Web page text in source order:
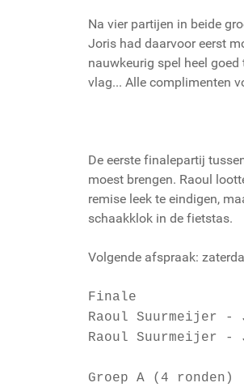
Na vier partijen in beide
Joris had daarvoor eerst
nauwkeurig spel heel
vlag... Alle complimenten
De eerste finalepartij
moest brengen. Raoul
remise leek te eindigen,
schaakklok in de fietstas.
Volgende afspraak:
Finale
Raoul Suurmeijer
Raoul Suurmeijer -
Groep A (4